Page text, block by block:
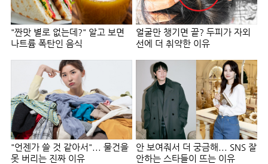
"짠맛 별로 없는데?" 알고 보면
나트륨 폭탄인 음식
얼굴만 챙기면 끝? 두피가 자외
선에 더 취약한 이유
"언젠가 쓸 것 같아서"... 물건을
못 버리는 진짜 이유
안 보여줘서 더 궁금해... SNS 잘
안하는 스타들이 뜨는 이유